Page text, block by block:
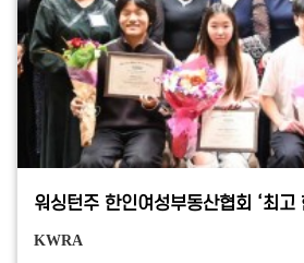
워싱턴주 한인여성부동산협회 ‘최고
KWRA